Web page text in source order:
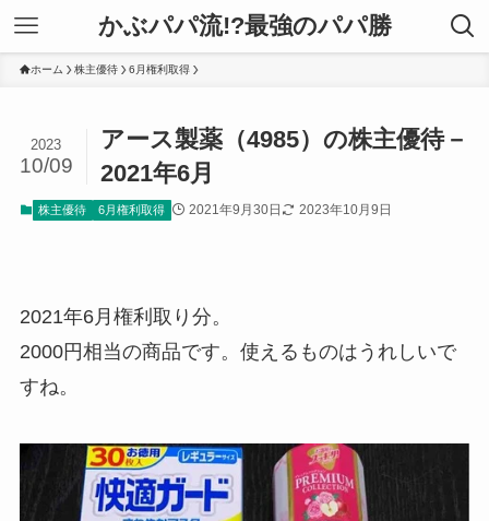
かぶパパ流!?最強のパパ勝
ホーム 株主優待 6月権利取得
アース製薬（4985）の株主優待－
2021年6月
2023
10/09
株主優待 6月権利取得 2021年9月30日 2023年10月9日
2021年6月権利取り分。
2000円相当の商品です。使えるものはうれしいで
すね。